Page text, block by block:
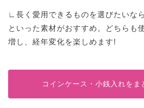
∟長く愛用できるものを選びたいな
といった素材がおすすめ。どちらも
増し、経年変化を楽しめます!
コインケース・小銭入れをま